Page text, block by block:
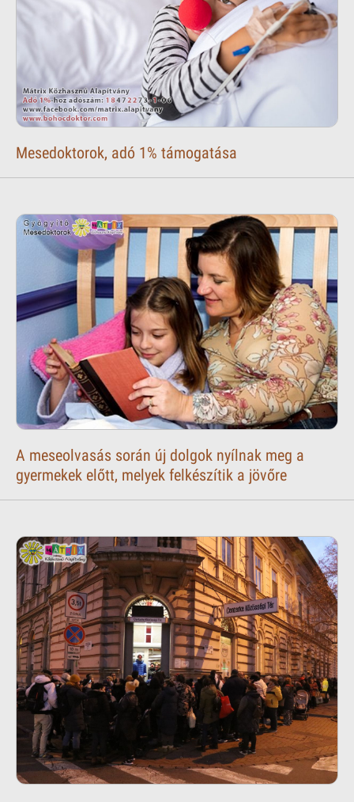
Mesedoktorok, adó 1% támogatása
A meseolvasás során új dolgok nyílnak meg a
gyermekek előtt, melyek felkészítik a jövőre